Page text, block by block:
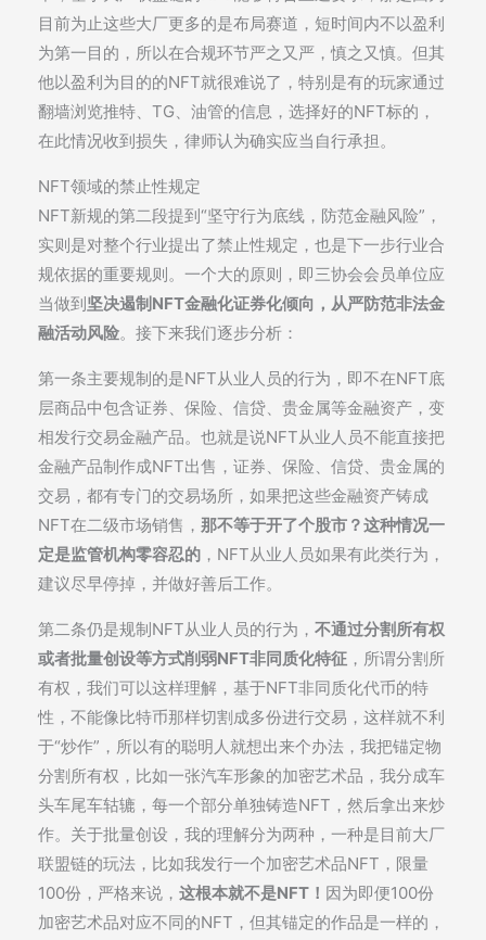
目前为止这些大厂更多的是布局赛道，短时间内不以盈利
为第一目的，所以在合规环节严之又严，慎之又慎。但其
他以盈利为目的的NFT就很难说了，特别是有的玩家通过
翻墙浏览推特、TG、油管的信息，选择好的NFT标的，
在此情况收到损失，律师认为确实应当自行承担。
NFT领域的禁止性规定
NFT新规的第二段提到“坚守行为底线，防范金融风险”，
实则是对整个行业提出了禁止性规定，也是下一步行业合
规依据的重要规则。一个大的原则，即三协会会员单位应
当做到坚决遏制NFT金融化证券化倾向，从严防范非法金
融活动风险。接下来我们逐步分析：
第一条主要规制的是NFT从业人员的行为，即不在NFT底
层商品中包含证券、保险、信贷、贵金属等金融资产，变
相发行交易金融产品。也就是说NFT从业人员不能直接把
金融产品制作成NFT出售，证券、保险、信贷、贵金属的
交易，都有专门的交易场所，如果把这些金融资产铸成
NFT在二级市场销售， 那不等于开了个股市？这种情况一
定是监管机构零容忍的 ，NFT从业人员如果有此类行为，
建议尽早停掉，并做好善后工作。
第二条仍是规制NFT从业人员的行为， 不通过分割所有权
或者批量创设等方式削弱NFT非同质化特征 ，所谓分割所
有权，我们可以这样理解，基于NFT非同质化代币的特
性，不能像比特币那样切割成多份进行交易，这样就不利
于“炒作”，所以有的聪明人就想出来个办法，我把锚定物
分割所有权，比如一张汽车形象的加密艺术品，我分成车
头车尾车轱辘，每一个部分单独铸造NFT，然后拿出来炒
作。关于批量创设，我的理解分为两种，一种是目前大厂
联盟链的玩法，比如我发行一个加密艺术品NFT，限量
100份，严格来说， 这根本就不是NFT！ 因为即便100份
加密艺术品对应不同的NFT，但其锚定的作品是一样的，